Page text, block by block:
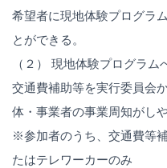
希望者に現地体験プログラ
とができる。
（２） 現地体験プログラ
交通費補助等を実行委員会
体・事業者の事業周知がし
※参加者のうち、交通費等
たはテレワーカーのみ